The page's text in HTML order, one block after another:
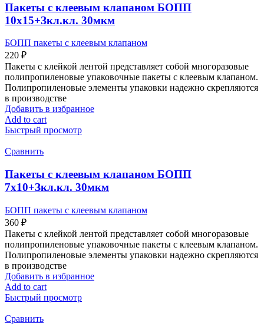
Пакеты с клеевым клапаном БОПП
10х15+Зкл.кл. 30мкм
БОПП пакеты с клеевым клапаном
220 ₽
Пакеты с клейкой лентой представляет собой многоразовые
полипропиленовые упаковочные пакеты с клеевым клапаном.
Полипропиленовые элементы упаковки надежно скрепляются
в производстве
Добавить в избранное
Add to cart
Быстрый просмотр
Сравнить
Пакеты с клеевым клапаном БОПП
7х10+Зкл.кл. 30мкм
БОПП пакеты с клеевым клапаном
360 ₽
Пакеты с клейкой лентой представляет собой многоразовые
полипропиленовые упаковочные пакеты с клеевым клапаном.
Полипропиленовые элементы упаковки надежно скрепляются
в производстве
Добавить в избранное
Add to cart
Быстрый просмотр
Сравнить